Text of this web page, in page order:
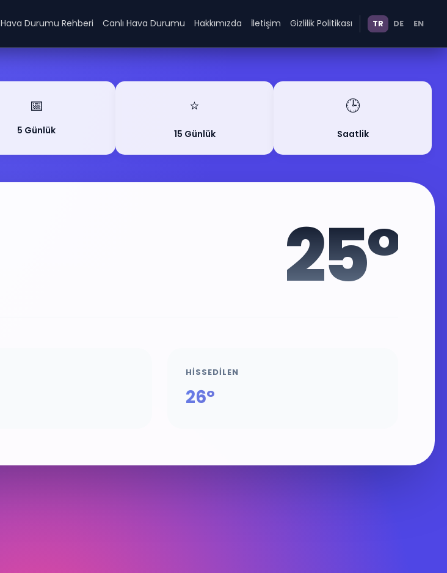
Hava Durumu Rehberi Canlı Hava Durumu Hakkımızda İletişim Gizlilik Politikası TR DE EN
📅
5 Günlük
⭐
15 Günlük
🕒
Saatlik
25°
HISSEDILEN
26°